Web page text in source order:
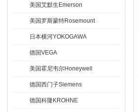
美国艾默生Emerson
美国罗斯蒙特Rosemount
日本横河YOKOGAWA
德国VEGA
美国霍尼韦尔Honeywell
德国西门子Siemens
德国科隆KROHNE